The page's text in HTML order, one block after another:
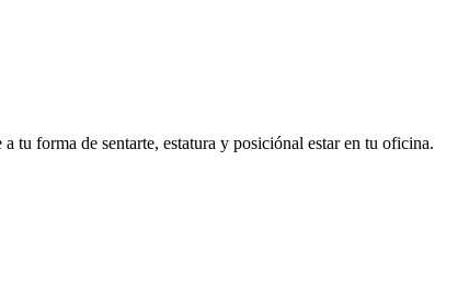
tu forma de sentarte, estatura y posiciónal estar en tu oficina.